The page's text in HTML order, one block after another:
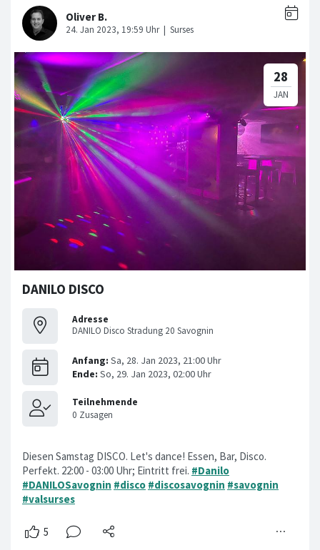
DANILO DISCO
Adresse
DANILO Disco Stradung 20 Savognin
Diesen Samstag DISCO. Let's dance! Essen, Bar, Disco.
Perfekt. 22:00 - 03:00 Uhr; Eintritt frei. #Danilo
#DANILOSavognin #disco #discosavognin #savognin
#valsurses